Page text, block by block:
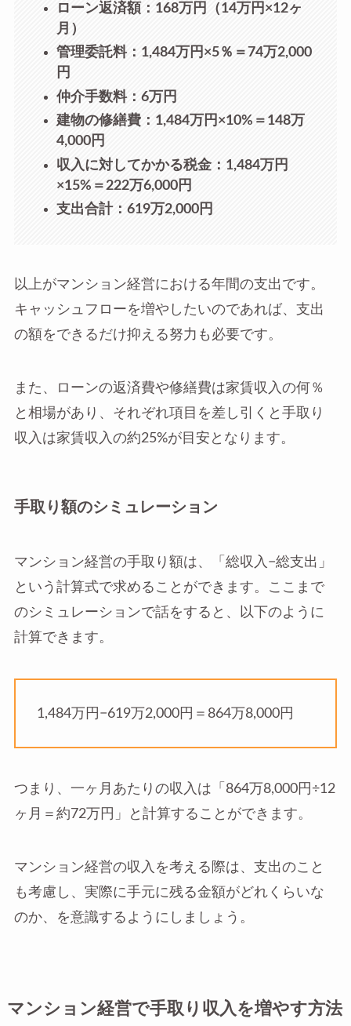
ローン返済額：168万円（14万円×12ヶ
月）
管理委託料：1,484万円×5％＝74万2,000
円
仲介手数料：6万円
建物の修繕費：1,484万円×10%＝148万
4,000円
収入に対してかかる税金：1,484万円
×15%＝222万6,000円
支出合計：619万2,000円
以上がマンション経営における年間の支出です。
キャッシュフローを増やしたいのであれば、支出
の額をできるだけ抑える努力も必要です。
また、ローンの返済費や修繕費は家賃収入の何％
と相場があり、それぞれ項目を差し引くと手取り
収入は家賃収入の約25%が目安となります。
手取り額のシミュレーション
マンション経営の手取り額は、「総収入−総支出」
という計算式で求めることができます。ここまで
のシミュレーションで話をすると、以下のように
計算できます。
1,484万円−619万2,000円＝864万8,000円
つまり、一ヶ月あたりの収入は「864万8,000円÷12
ヶ月＝約72万円」と計算することができます。
マンション経営の収入を考える際は、支出のこと
も考慮し、実際に手元に残る金額がどれくらいな
のか、を意識するようにしましょう。
マンション経営で手取り収入を増やす方法